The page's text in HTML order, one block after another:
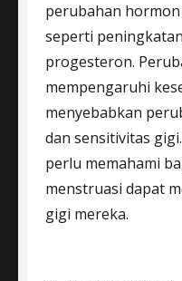
perubahan
seperti
progesteron.
mempengaruhi
menyebabkan
dan sensitivitas
perlu memahami
menstruasi dapat
gigi mereka.